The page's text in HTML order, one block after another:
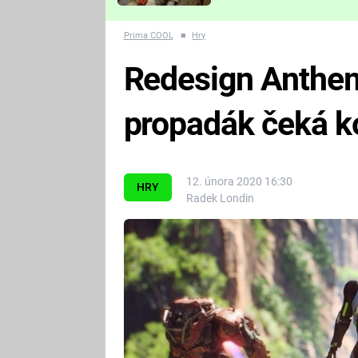
nejvíc zvednou tep?
Prima COOL ■ Hry
HRY
12. února 2020 16:30
Radek Londin
Redesign
propadák čeká